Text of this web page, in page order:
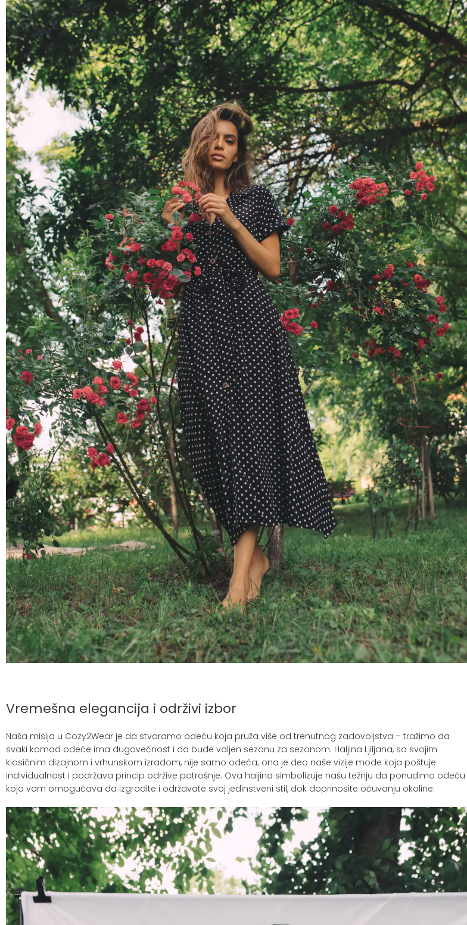
Vremešna elegancija i održivi izbor
Naša misija u Cozy2Wear je da stvaramo odeću koja pruža više od trenutnog zadovoljstva – tražimo da
svaki komad odeće ima dugovečnost i da bude voljen sezonu za sezonom. Haljina Ljiljana, sa svojim
klasičnim dizajnom i vrhunskom izradom, nije samo odeća; ona je deo naše vizije mode koja poštuje
individualnost i podržava princip održive potrošnje. Ova haljina simbolizuje našu težnju da ponudimo odeću
koja vam omogućava da izgradite i održavate svoj jedinstveni stil, dok doprinosite očuvanju okoline.